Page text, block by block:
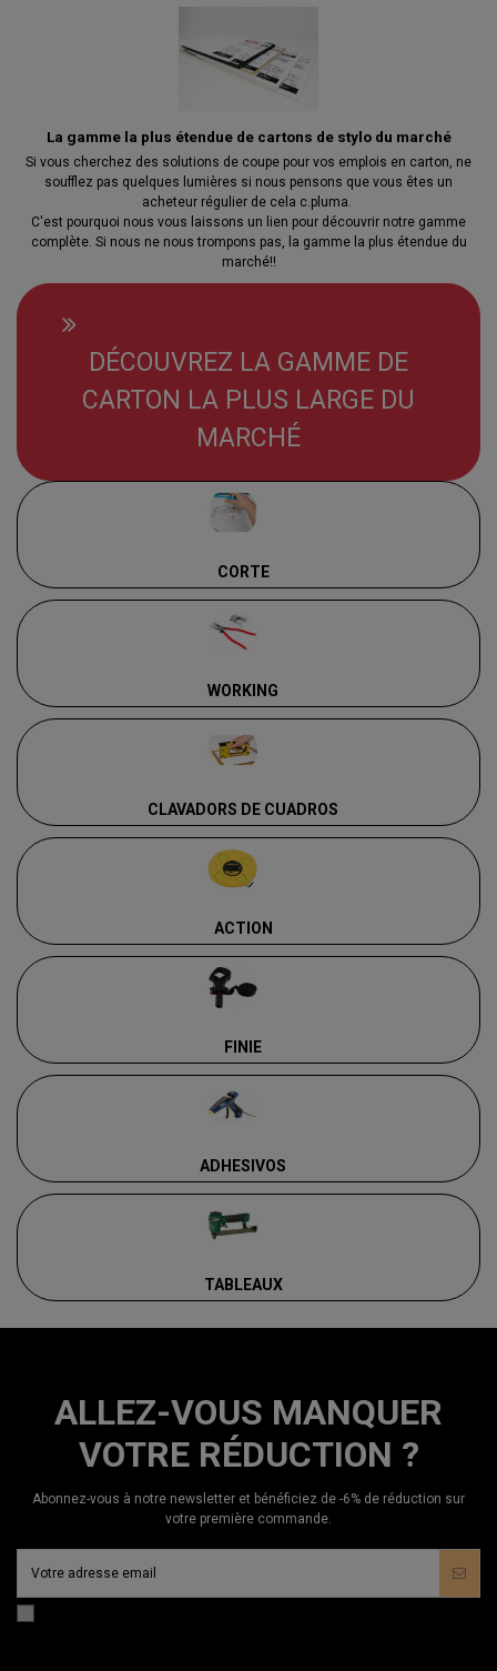
La gamme la plus étendue de cartons de stylo du marché
Si vous cherchez des solutions de coupe pour vos emplois en carton, ne
soufflez pas quelques lumières si nous pensons que vous êtes un
acheteur régulier de cela c.pluma.
C'est pourquoi nous vous laissons un lien pour découvrir notre gamme
complète. Si nous ne nous trompons pas, la gamme la plus étendue du
marché!!
DÉCOUVREZ LA GAMME DE
CARTON LA PLUS LARGE DU
MARCHÉ
CORTE
WORKING
CLAVADORS DE CUADROS
ACTION
FINIE
ADHESIVOS
TABLEAUX
ALLEZ-VOUS MANQUER
VOTRE RÉDUCTION ?
Abonnez-vous à notre newsletter et bénéficiez de -6% de réduction sur
votre première commande.